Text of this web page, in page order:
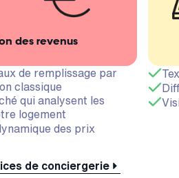
des revenus
de remplissage par
classique
qui analysent les
logement
des prix
de conciergerie